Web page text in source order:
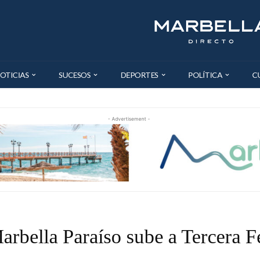
SUCESOS DEPORTES POLÍTICA
- Advertisement -
Paraíso sube a Tercera